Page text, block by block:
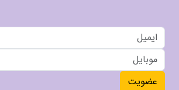
عضویت